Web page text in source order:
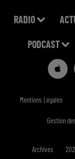
RADIO
PODCAST
Mentions Légales
Gestion
Archives